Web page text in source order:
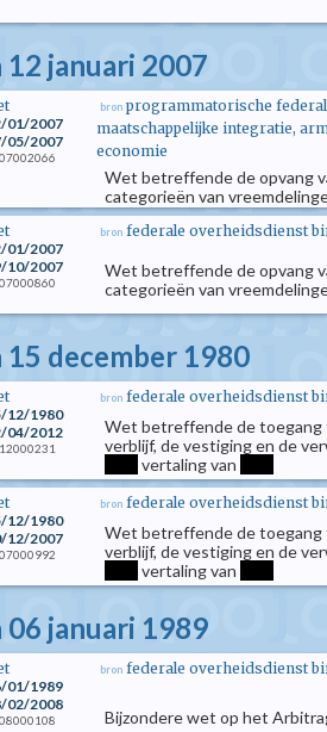
januari 2007
01/2007
05/2007
bron programmatorische
maatschappelijke integratie,
economie
Wet betreffende de opvang
categorieën van
01/2007
10/2007
bron federale overheidsdienst
Wet betreffende de opvang
categorieën van
december 1980
12/1980
04/2012
bron federale overheidsdienst
Wet betreffende de
verblijf, de vestiging en de
vertaling van
12/1980
12/2007
bron federale overheidsdienst
Wet betreffende de
verblijf, de vestiging en de
vertaling van
januari 1989
01/1989
02/2008
bron federale overheidsdienst
Bijzondere wet op het